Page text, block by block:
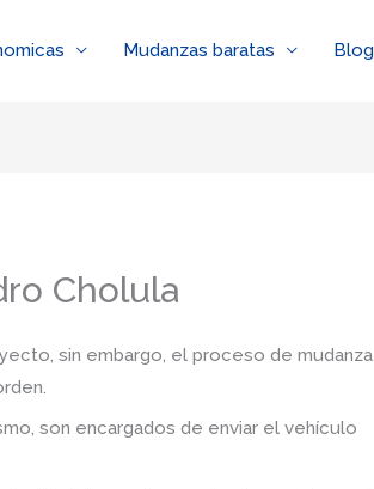
Mudanzas baratas Blog
Cholula
sin embargo, el proceso de mudanza
son encargados de enviar el vehículo